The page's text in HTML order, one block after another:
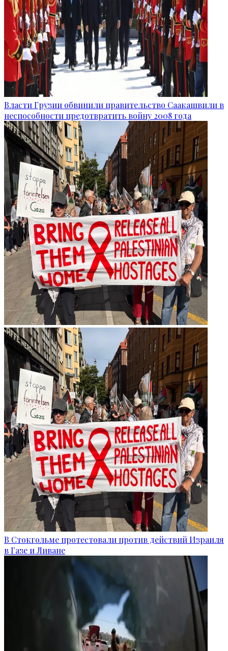
Власти Грузии обвинили правительство Саакашвили в
неспособности предотвратить войну 2008 года
В Стокгольме протестовали против действий Израиля
в Газе и Ливане